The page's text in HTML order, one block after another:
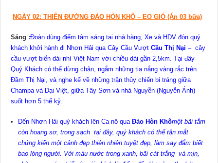
NGÀY 02: THIÊN ĐƯỜNG ĐẢO HÒN KHÔ – EO GIÓ(Ăn03 bữa)
Sáng :Đoàn dùng điểm tâm sáng tại nhà hàng, Xe và HDV đón quý
khách khởi hành đi Nhơn Hải qua Cây Cầu VượtCầu Thị Nại – cây
cầu vượt biển dài nhì Việt Nam với chiều dài gần 2,5km. Tại đây
Quý Khách có thể dừng chân, ngắm những tia nắng vàng rắc trên
Đầm Thị Nại, và nghe kể về những trận thủy chiến bi tráng giữa
Champa và Đại Việt, giữa Tây Sơn và nhà Nguyễn (Nguyễn Ánh)
suốt hơn 5 thế kỷ.
Đến Nhơn Hải quý khách lên Ca nô quaĐảo Hòn Khômột bãi tắm
còn hoang sơ, trong sạch tại đây, quý khách có thể tận mắt
chứng kiến một cảnh đẹp thiên nhiên tuyệt đẹp, làm say đắm biết
bao lòng người. Với màu nước trong xanh, bãi cát trắng và mịn,